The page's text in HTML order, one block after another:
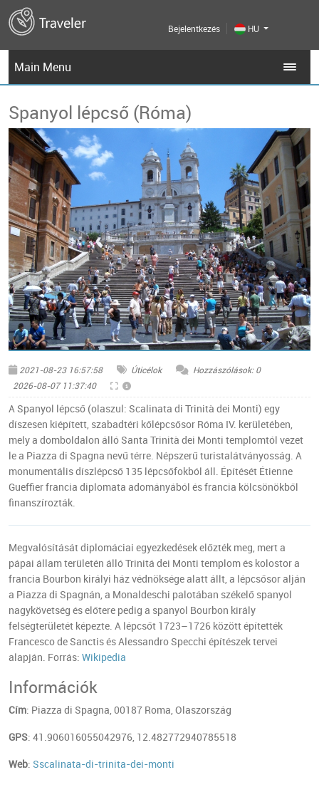
Bejelentkezés HU
Main Menu
Spanyol lépcső (Róma)
2021-08-23 16:57:58 Úticélok
Hozzászólások: 0
2026-08-07 11:37:40
A Spanyol lépcső (olaszul: Scalinata di Trinità dei Monti) egy
díszesen kiépített, szabadtéri kőlépcsősor Róma IV. kerületében,
mely a domboldalon álló Santa Trinità dei Monti templomtól vezet
le a Piazza di Spagna nevű térre. Népszerű turistalátványosság. A
monumentális díszlépcső 135 lépcsőfokból áll. Építését Étienne
Gueffier francia diplomata adományából és francia kölcsönökből
finanszírozták.
Megvalósítását diplomáciai egyezkedések előzték meg, mert a
pápai állam területén álló Trinitá dei Monti templom és kolostor a
francia Bourbon királyi ház védnöksége alatt állt, a lépcsősor alján
a Piazza di Spagnán, a Monaldeschi palotában székelő spanyol
nagykövetség és előtere pedig a spanyol Bourbon király
felségterületét képezte. A lépcsőt 1723–1726 között építették
Francesco de Sanctis és Alessandro Specchi építészek tervei
alapján. Forrás: Wikipedia
Információk
Cím: Piazza di Spagna, 00187 Roma, Olaszország
GPS: 41.906016055042976, 12.482772940785518
Web: Sscalinata-di-trinita-dei-monti